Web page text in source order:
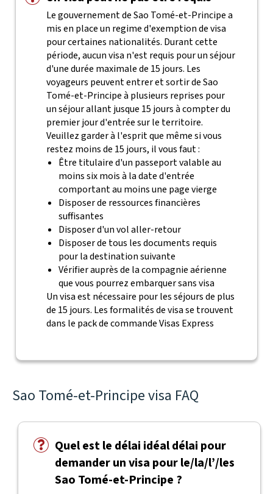
Le gouvernement de Sao Tomé-et-Principe a
mis en place un regime d'exemption de visa
pour certaines nationalités. Durant cette
période, aucun visa n'est requis pour un séjour
d'une durée maximale de 15 jours. Les
voyageurs peuvent entrer et sortir de Sao
Tomé-et-Principe à plusieurs reprises pour
un séjour allant jusque 15 jours à compter du
premier jour d'entrée sur le territoire.
Veuillez garder à l'esprit que même si vous
restez moins de 15 jours, il vous faut :
Être titulaire d'un passeport valable au
moins six mois à la date d'entrée
comportant au moins une page vierge
Disposer de ressources financières
suffisantes
Disposer d'un vol aller-retour
Disposer de tous les documents requis
pour la destination suivante
Vérifier auprès de la compagnie aérienne
que vous pourrez embarquer sans visa
Un visa est nécessaire pour les séjours de plus
de 15 jours. Les formalités de visa se trouvent
dans le pack de commande Visas Express
Sao Tomé-et-Principe visa FAQ
Quel est le délai idéal délai pour
demander un visa pour le/la/l’/les
Sao Tomé-et-Principe ?